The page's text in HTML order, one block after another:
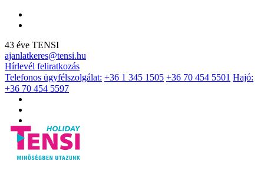
43 éve TENSI
ajanlatkeres@tensi.hu
Hírlevél feliratkozás
Telefonos ügyfélszolgálat: +36 1 345 1505 +36 70 454 5501 Hajó:
+36 70 454 5597